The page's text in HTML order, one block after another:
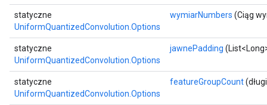
statyczne
UniformQuantizedConvolution.Options
wymiarNumbers (Ciąg
statyczne
UniformQuantizedConvolution.Options
jawnePadding
statyczne
UniformQuantizedConvolution.Options
featureGroupCount